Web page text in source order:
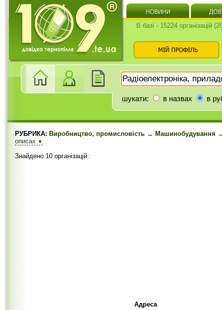
В базі - 15224 організацій
шукати: в назвах в
РУБРИКА: Виробництво, промисловість → Машинобудування
описах ▼
Знайдено 10 організацій:
Адреса